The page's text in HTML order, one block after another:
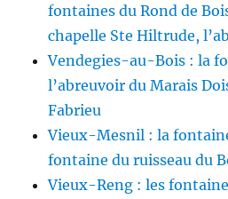
fontaines du Rond de
chapelle Ste Hiltrude,
Vendegies-au-Bois : la
l’abreuvoir du Marais
Fabrieu
Vieux-Mesnil : la
fontaine du ruisseau du
Vieux-Reng : les